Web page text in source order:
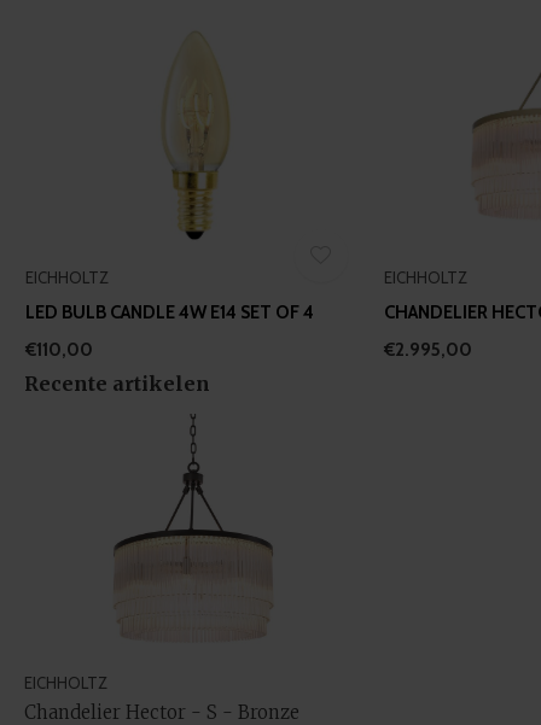
EICHHOLTZ
LED BULB CANDLE 4W E14 SET OF 4
€110,00
EICHHOLTZ
CHANDELIER
€2.995,00
Recente artikelen
EICHHOLTZ
Chandelier Hector - S - Bronze